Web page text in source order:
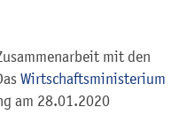
mit den
Wirtschaftsministerium
am 28.01.2020